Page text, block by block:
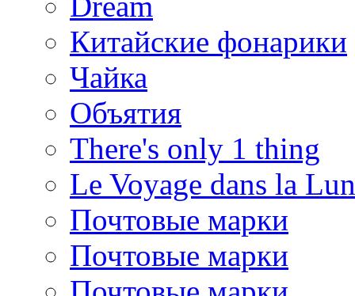
Китайские фонарики
Чайка
Объятия
There's only 1 thing
Le Voyage dans la
Почтовые марки
Почтовые марки